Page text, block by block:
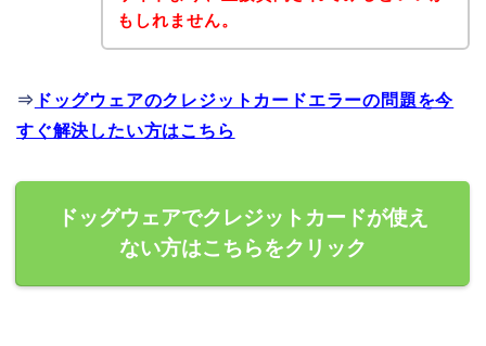
もしれません。
⇒ ドッグウェアのクレジットカードエラーの問題を今
すぐ解決したい方はこちら
ドッグウェアでクレジットカードが使え
ない方はこちらをクリック